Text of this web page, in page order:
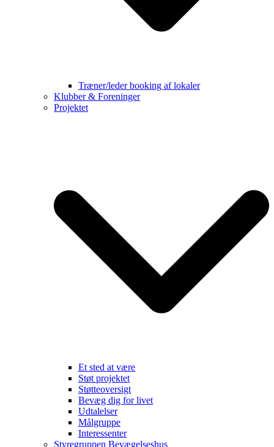
Træner/leder booking af lokaler
Klubber & Foreninger
Projektet
Et sted at være
Støt projektet
Støtteoversigt
Bevæg dig for livet
Udtalelser
Målgruppe
Interessenter
Styregruppen Bevægelseshus